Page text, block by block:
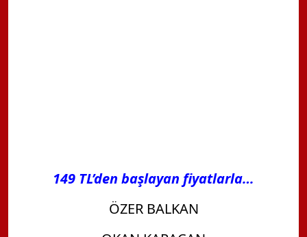
149 TL’den başlayan fiyatlarla…
ÖZER BALKAN